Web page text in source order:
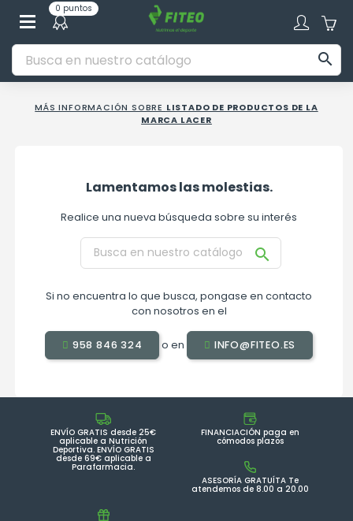
0 puntos

MÁS INFORMACIÓN SOBRE LISTADO DE PRODUCTOS DE LA
MARCA LACER
Lamentamos las molestias.
Realice una nueva búsqueda sobre su interés

Si no encuentra lo que busca, pongase en contacto
con nosotros en el
958 846 324 o en INFO@FITEO.ES
ENVÍO GRATIS desde 25€
aplicable a Nutrición
Deportiva. ENVÍO GRATIS
desde 69€ aplicable a
Parafarmacia.
FINANCIACIÓN paga en
cómodos plazos
ASESORÍA GRATUÍTA Te
atendemos de 8.00 a 20.00